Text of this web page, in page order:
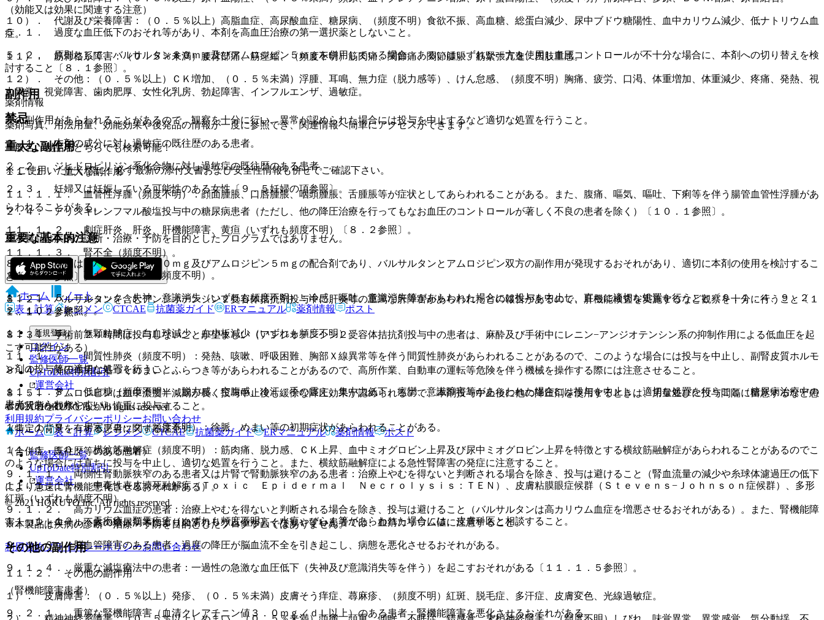
１０）． 代謝及び栄養障害：（０．５％以上）高脂血症、高尿酸血症、糖尿病、（頻度不明）食欲不振、高血糖、総蛋白減少、尿中ブドウ糖陽性、血中カリウム減少、低ナトリウム血
症。
１１）． 筋骨格系障害：（０．５％未満）腰背部痛、筋痙縮、（頻度不明）筋肉痛、関節痛、関節腫脹、筋緊張亢進、四肢重感。
１２）． その他：（０．５％以上）ＣＫ増加、（０．５％未満）浮腫、耳鳴、無力症（脱力感等）、けん怠感、（頻度不明）胸痛、疲労、口渇、体重増加、体重減少、疼痛、発熱、視
力異常、視覚障害、歯肉肥厚、女性化乳房、勃起障害、インフルエンザ、過敏症。
禁忌
２．１． 本剤の成分に対し過敏症の既往歴のある患者。
２．２． ジヒドロピリジン系化合物に対し過敏症の既往歴のある患者。
２．３． 妊婦又は妊娠している可能性のある女性〔９．５妊婦の項参照〕。
２．４． アリスキレンフマル酸塩投与中の糖尿病患者（ただし、他の降圧治療を行ってもなお血圧のコントロールが著しく不良の患者を除く）〔１０．１参照〕。
重要な基本的注意
８．１． 本剤は、バルサルタン８０ｍｇ及びアムロジピン５ｍｇの配合剤であり、バルサルタンとアムロジピン双方の副作用が発現するおそれがあり、適切に本剤の使用を検討するこ
と〔５．２参照〕。
８．２． バルサルタンを含むアンジオテンシン２受容体拮抗剤投与中に肝炎等の重篤な肝障害があらわれたとの報告があるので、肝機能検査を実施するなど観察を十分に行うこと〔１
１．１．２参照〕。
８．３． 手術前２４時間は投与しないことが望ましい（アンジオテンシン２受容体拮抗剤投与中の患者は、麻酔及び手術中にレニン−アンジオテンシン系の抑制作用による低血圧を起
こす可能性がある）。
８．４． 降圧作用に基づくめまい、ふらつき等があらわれることがあるので、高所作業、自動車の運転等危険を伴う機械を操作する際には注意させること。
８．５． アムロジピンは血中濃度半減期が長く投与中止後も緩徐な降圧効果が認められるので、本剤投与中止後に他の降圧剤を使用するときは、用量並びに投与間隔に留意するなど患
者の状態を観察しながら慎重に投与すること。
（特定の背景を有する患者に関する注意）
（合併症・既往歴等のある患者）
９．１．１． 両側性腎動脈狭窄のある患者又は片腎で腎動脈狭窄のある患者：治療上やむを得ないと判断される場合を除き、投与は避けること（腎血流量の減少や糸球体濾過圧の低下
により急速に腎機能悪化させるおそれがある）。
９．１．２． 高カリウム血症の患者：治療上やむを得ないと判断される場合を除き、投与は避けること（バルサルタンは高カリウム血症を増悪させるおそれがある）。また、腎機能障
害、コントロール不良の糖尿病等により血清カリウム値が高くなりやすい患者では、血清カリウム値に注意すること。
９．１．３． 脳血管障害のある患者：過度の降圧が脳血流不全を引き起こし、病態を悪化させるおそれがある。
９．１．４． 厳重な減塩療法中の患者：一過性の急激な血圧低下（失神及び意識消失等を伴う）を起こすおそれがある〔１１．１．５参照〕。
（腎機能障害患者）
９．２．１． 重篤な腎機能障害（血清クレアチニン値３．０ｍｇ／ｄＬ以上）のある患者：腎機能障害を悪化させるおそれがある。
（効能又は効果に関連する注意）
５．１． 過度な血圧低下のおそれ等があり、本剤を高血圧治療の第一選択薬としないこと。
５．２． 原則として、バルサルタン８０ｍｇ及びアムロジピン５ｍｇを併用している場合、あるいはいずれか一方を使用し血圧コントロールが不十分な場合に、本剤への切り替えを検
討すること〔８．１参照〕。
副作用
次の副作用があらわれることがあるので、観察を十分に行い、異常が認められた場合には投与を中止するなど適切な処置を行うこと。
重大な副作用
１１．１． 重大な副作用
１１．１．１． 血管性浮腫（頻度不明）：顔面腫脹、口唇腫脹、咽頭腫脹、舌腫脹等が症状としてあらわれることがある。また、腹痛、嘔気、嘔吐、下痢等を伴う腸管血管性浮腫があ
らわれることがある。
１１．１．２． 劇症肝炎、肝炎、肝機能障害、黄疸（いずれも頻度不明）〔８．２参照〕。
１１．１．３． 腎不全（頻度不明）。
１１．１．４． 高カリウム血症（頻度不明）。
１１．１．５． ショック、失神、意識消失（いずれも頻度不明）：冷感、嘔吐、意識消失等があらわれた場合には投与を中止し、直ちに適切な処置を行うこと〔９．１．４、９．２．
２、１０．２参照〕。
１１．１．６． 無顆粒球症、白血球減少、血小板減少（いずれも頻度不明）。
１１．１．７． 間質性肺炎（頻度不明）：発熱、咳嗽、呼吸困難、胸部Ｘ線異常等を伴う間質性肺炎があらわれることがあるので、このような場合には投与を中止し、副腎皮質ホルモ
ン剤の投与等の適切な処置を行うこと。
１１．１．８． 低血糖（頻度不明）：脱力感、空腹感、冷汗、手の震え、集中力低下、痙攣、意識障害等があらわれた場合には投与を中止し、適切な処置を行うこと（糖尿病治療中の
患者であらわれやすい）。
１１．１．９． 房室ブロック（頻度不明）：徐脈、めまい等の初期症状があらわれることがある。
１１．１．１０． 横紋筋融解症（頻度不明）：筋肉痛、脱力感、ＣＫ上昇、血中ミオグロビン上昇及び尿中ミオグロビン上昇を特徴とする横紋筋融解症があらわれることがあるのでこ
のような場合には直ちに投与を中止し、適切な処置を行うこと。また、横紋筋融解症による急性腎障害の発症に注意すること。
１１．１．１１． 中毒性表皮壊死融解症（Ｔｏｘｉｃ Ｅｐｉｄｅｒｍａｌ Ｎｅｃｒｏｌｙｓｉｓ：ＴＥＮ）、皮膚粘膜眼症候群（Ｓｔｅｖｅｎｓ−Ｊｏｈｎｓｏｎ症候群）、多形
紅斑（いずれも頻度不明）。
１１．１．１２． 天疱瘡、類天疱瘡（いずれも頻度不明）：水疱、びらん等があらわれた場合には、皮膚科医と相談すること。
その他の副作用
１１．２． その他の副作用
１）． 皮膚障害：（０．５％以上）発疹、（０．５％未満）皮膚そう痒症、蕁麻疹、（頻度不明）紅斑、脱毛症、多汗症、皮膚変色、光線過敏症。
薬剤情報
薬剤写真、用法用量、効能効果や後発品の情報が一度に参照でき、関連情報へ簡単にアクセスができます。
一般名、製品名どちらでも検索可能！
※ ご使用いただく際に、必ず最新の添付文書および安全性情報も併せてご確認下さい。
※本製品は疾病の診断・治療・予防を目的としたプログラムではありません。
ホーム
ノート
表・計算
レジメン CTCAE 抗菌薬ガイド ERマニュアル 薬剤情報 ポスト
新規登録
ログイン
監修医師一覧
UpToDate特別割引
運営会社
© 2021 HOKUTO Inc. All rights reserved.
利用規約プライバシーポリシーお問い合わせ
ホーム
表・計算 レジメン CTCAE 抗菌薬ガイド ERマニュアル 薬剤情報 ポスト
監修医師一覧
UpToDate特別割引
運営会社
© 2021 HOKUTO Inc. All rights reserved.
※本製品は疾病の診断・治療・予防を目的としたプログラムではありません。
利用規約プライバシーポリシーお問い合わせ